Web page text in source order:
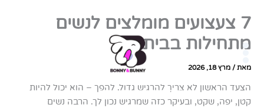
לתוכן
מאות לקוחות מרוצים – ככה זה איתנו
7 צעצועים מומלצים לנשים
מתחילות בבית
מאת/מרץ 18, 2026
הצעד הראשון לא צריך להרגיש גדול. להפך – הוא יכול להיות
קטן, יפה, שקט, ובעיקר כזה שמרגיש נכון לך. הרבה נשים